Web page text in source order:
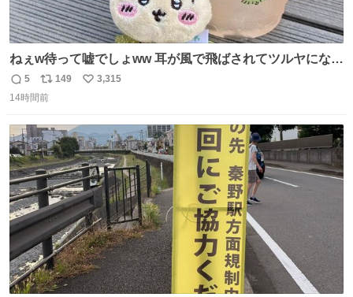
ねぇw待って嘘でしょww 耳が風で飛ばされてツルヤになっ
ちゃった🤭🌬️
返
信
5
リ
ポ
ト
数
149
い
数
3,315
14時間前